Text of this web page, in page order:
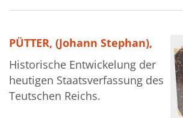
Warenkorb
Kontakt
Newsletter
PÜTTER, (Johann Stephan),
Historische Entwickelung der
heutigen Staatsverfassung des
Teutschen Reichs.